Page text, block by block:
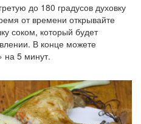
до 180 градусов духовку
от времени открывайте
соком, который будет
В конце можете
на 5 минут.